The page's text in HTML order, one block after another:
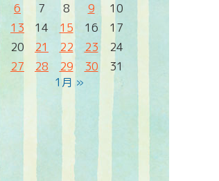
1月 »
6 7 8 9
10
13 14 15 16
17
20 21 22 23
24
27 28 29 30 31